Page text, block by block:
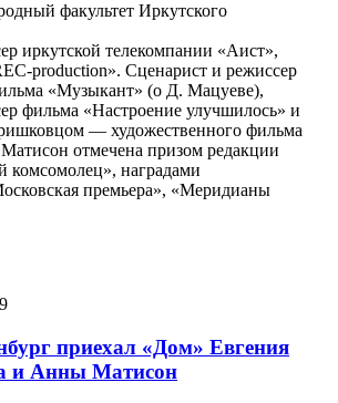
факультет Иркутского
иркутской телекомпании «Аист»,
production». Сценарист и режиссер
«Музыкант» (о Д. Мацуеве),
фильма «Настроение улучшилось» и
— художественного фильма
отмечена призом редакции
комсомолец», наградами
премьера», «Меридианы
приехал «Дом» Евгения
и Анны Матисон